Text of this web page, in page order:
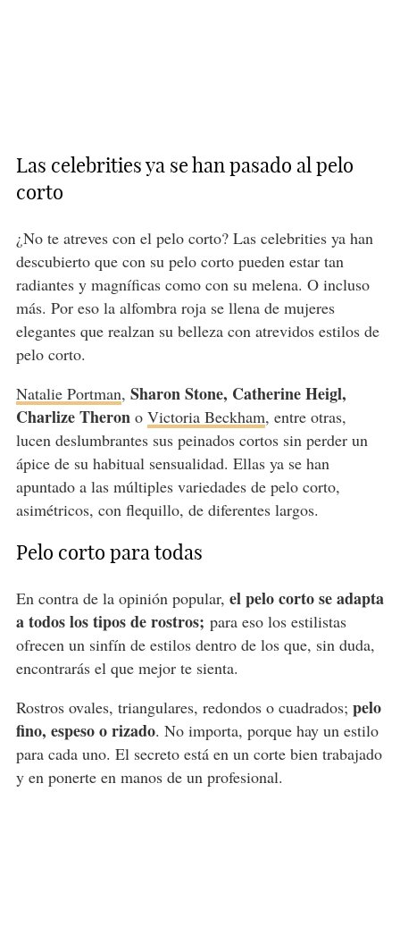
Las celebrities ya se han pasado al pelo
corto
¿No te atreves con el pelo corto? Las celebrities ya han
descubierto que con su pelo corto pueden estar tan
radiantes y magníficas como con su melena. O incluso
más. Por eso la alfombra roja se llena de mujeres
elegantes que realzan su belleza con atrevidos estilos de
pelo corto.
Natalie Portman, Sharon Stone, Catherine Heigl,
Charlize Theron o Victoria Beckham, entre otras,
lucen deslumbrantes sus peinados cortos sin perder un
ápice de su habitual sensualidad. Ellas ya se han
apuntado a las múltiples variedades de pelo corto,
asimétricos, con flequillo, de diferentes largos.
Pelo corto para todas
En contra de la opinión popular, el pelo corto se adapta
a todos los tipos de rostros; para eso los estilistas
ofrecen un sinfín de estilos dentro de los que, sin duda,
encontrarás el que mejor te sienta.
Rostros ovales, triangulares, redondos o cuadrados; pelo
fino, espeso o rizado. No importa, porque hay un estilo
para cada uno. El secreto está en un corte bien trabajado
y en ponerte en manos de un profesional.